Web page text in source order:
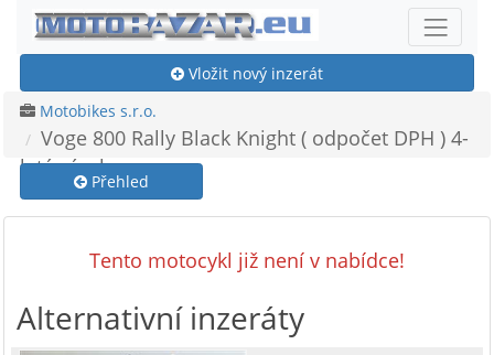
Vložit nový inzerát
Motobikes s.r.o.
Voge 800 Rally Black Knight ( odpočet DPH ) 4-
letá záruka
Přehled
Tento motocykl již není v nabídce!
Alternativní inzeráty